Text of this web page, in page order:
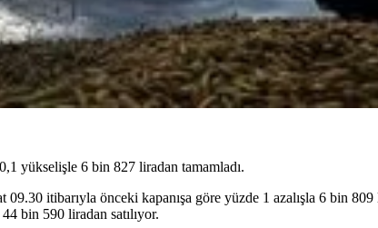
yükselişle 6 bin 827 liradan tamamladı.
09.30 itibarıyla önceki kapanışa göre yüzde 1 azalışla 6 bin
bin 590 liradan satılıyor.